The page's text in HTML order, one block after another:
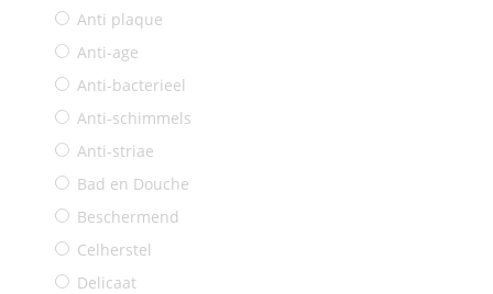
Anti plaque
Anti-age
Anti-bacterieel
Anti-schimmels
Anti-striae
Bad en Douche
Beschermend
Celherstel
Delicaat